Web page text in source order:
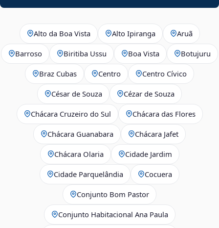
Alto da Boa Vista Alto Ipiranga Aruã
Barroso Biritiba Ussu Boa Vista Botujuru
Braz Cubas Centro Centro Cívico
César de Souza Cézar de Souza
Chácara Cruzeiro do Sul Chácara das Flores
Chácara Guanabara Chácara Jafet
Chácara Olaria Cidade Jardim
Cidade Parquelândia Cocuera
Conjunto Bom Pastor
Conjunto Habitacional Ana Paula